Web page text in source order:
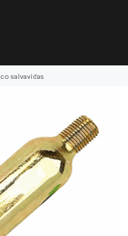
salvavidas